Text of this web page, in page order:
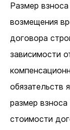
Размер
возмещения
договора
зависимости
обязательств
размер
стоимости